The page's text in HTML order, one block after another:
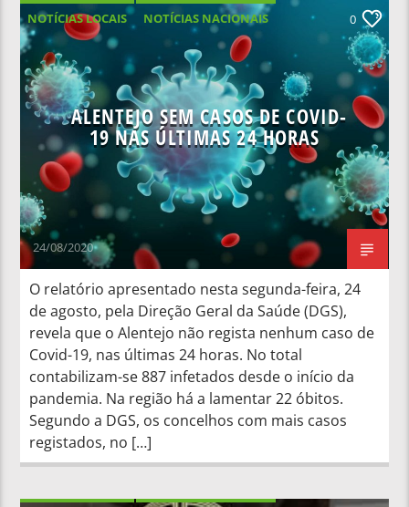
NOTÍCIAS LOCAIS NOTÍCIAS NACIONAIS 0
ALENTEJO SEM CASOS DE COVID-
19 NAS ÚLTIMAS 24 HORAS
24/08/2020
O relatório apresentado nesta segunda-feira, 24
de agosto, pela Direção Geral da Saúde (DGS),
revela que o Alentejo não regista nenhum caso de
Covid-19, nas últimas 24 horas. No total
contabilizam-se 887 infetados desde o início da
pandemia. Na região há a lamentar 22 óbitos.
Segundo a DGS, os concelhos com mais casos
registados, no […]